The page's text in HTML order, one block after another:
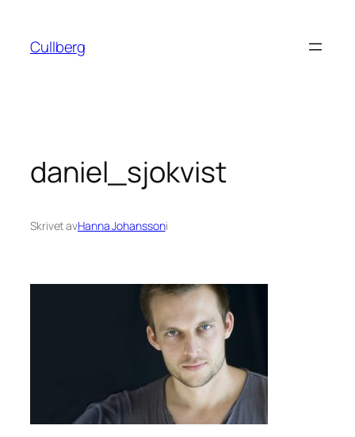
innehåll
Cullberg
daniel_sjokvist
Skrivet avHanna Johanssoni